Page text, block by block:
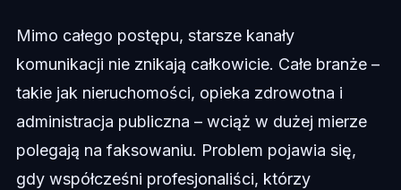
Mimo całego postępu, starsze kanały
komunikacji nie znikają całkowicie. Całe branże –
takie jak nieruchomości, opieka zdrowotna i
administracja publiczna – wciąż w dużej mierze
polegają na faksowaniu. Problem pojawia się,
gdy współcześni profesjonaliści, którzy